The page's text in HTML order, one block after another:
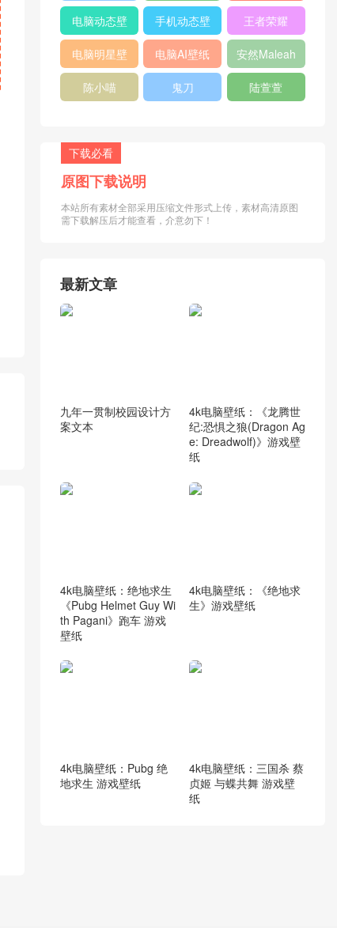
纸
电脑动态壁
纸
手机动态壁
纸
王者荣耀
电脑明星壁
纸
电脑AI壁纸 安然Maleah
陈小喵 鬼刀 陆萱萱
下载必看
原图下载说明
本站所有素材全部采用压缩文件形式上传，素材高清原图
需下载解压后才能查看，介意勿下！
最新文章
九年一贯制校园设计方
案文本
4k电脑壁纸：《龙腾世
纪:恐惧之狼(Dragon Ag
e: Dreadwolf)》游戏壁
纸
4k电脑壁纸：绝地求生
《Pubg Helmet Guy Wi
th Pagani》跑车 游戏
壁纸
4k电脑壁纸：《绝地求
生》游戏壁纸
4k电脑壁纸：Pubg 绝
地求生 游戏壁纸
4k电脑壁纸：三国杀 蔡
贞姬 与蝶共舞 游戏壁
纸